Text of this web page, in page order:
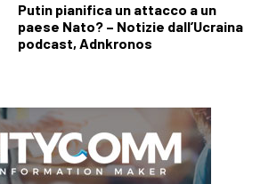
Putin pianifica un attacco a un
paese Nato? – Notizie dall’Ucraina
podcast, Adnkronos